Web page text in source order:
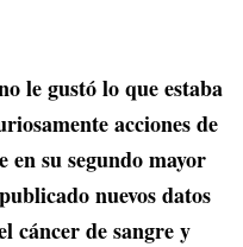
le gustó lo que estaba
acciones de
en su segundo mayor
nuevos datos
cáncer de sangre y